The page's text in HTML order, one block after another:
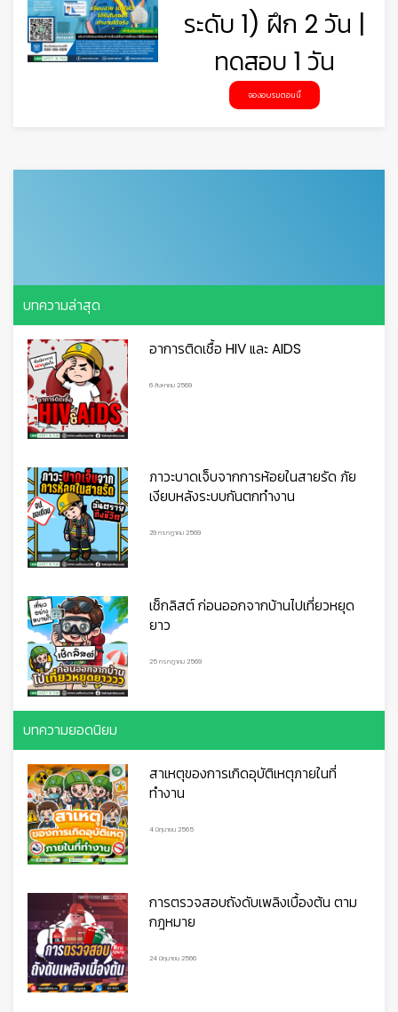
ระดับ 1) ฝึก 2 วัน |
ทดสอบ 1 วัน
จองอบรมตอนนี้
บทความล่าสุด
อาการติดเชื้อ HIV และ AIDS
6 สิงหาคม 2569
ภาวะบาดเจ็บจากการห้อยในสายรัด ภัย
เงียบหลังระบบกันตกทำงาน
29 กรกฎาคม 2569
เช็กลิสต์ ก่อนออกจากบ้านไปเที่ยวหยุด
ยาว
25 กรกฎาคม 2569
บทความยอดนิยม
สาเหตุของการเกิดอุบัติเหตุภายในที่
ทำงาน
4 มิถุนายน 2565
การตรวจสอบถังดับเพลิงเบื้องต้น ตาม
กฎหมาย
24 มิถุนายน 2566